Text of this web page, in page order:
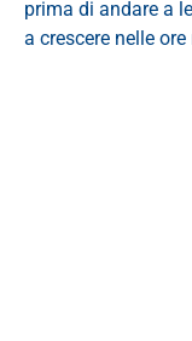
prima di andare a
a crescere nelle